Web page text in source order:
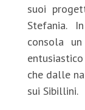
suoi
Stefania.
consola
che dalle
sui Sibillini.